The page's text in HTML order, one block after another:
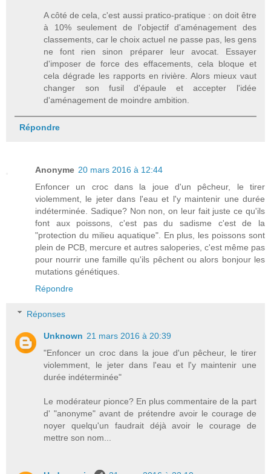
A côté de cela, c'est aussi pratico-pratique : on doit être
à 10% seulement de l'objectif d'aménagement des
classements, car le choix actuel ne passe pas, les gens
ne font rien sinon préparer leur avocat. Essayer
d'imposer de force des effacements, cela bloque et
cela dégrade les rapports en rivière. Alors mieux vaut
changer son fusil d'épaule et accepter l'idée
d'aménagement de moindre ambition.
Répondre
Anonyme 20 mars 2016 à 12:44
Enfoncer un croc dans la joue d'un pêcheur, le tirer
violemment, le jeter dans l'eau et l'y maintenir une durée
indéterminée. Sadique? Non non, on leur fait juste ce qu'ils
font aux poissons, c'est pas du sadisme c'est de la
"protection du milieu aquatique". En plus, les poissons sont
plein de PCB, mercure et autres saloperies, c'est même pas
pour nourrir une famille qu'ils pêchent ou alors bonjour les
mutations génétiques.
Répondre
Réponses
Unknown 21 mars 2016 à 20:39
"Enfoncer un croc dans la joue d'un pêcheur, le tirer
violemment, le jeter dans l'eau et l'y maintenir une
durée indéterminée"
Le modérateur pionce? En plus commentaire de la part
d' "anonyme" avant de prétendre avoir le courage de
noyer quelqu'un faudrait déjà avoir le courage de
mettre son nom...